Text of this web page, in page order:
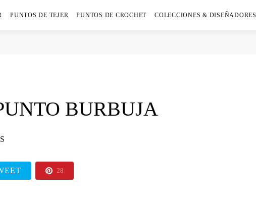
PUNTOS DE TEJER PUNTOS DE CROCHET COLECCIONES & DISEÑADORES
BURBUJA
28